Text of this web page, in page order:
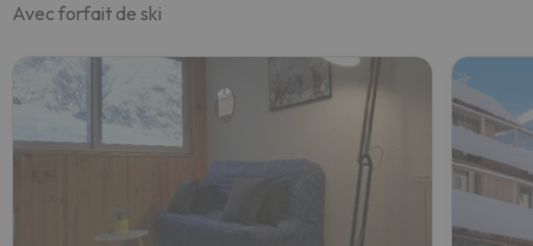
Avec forfait de ski